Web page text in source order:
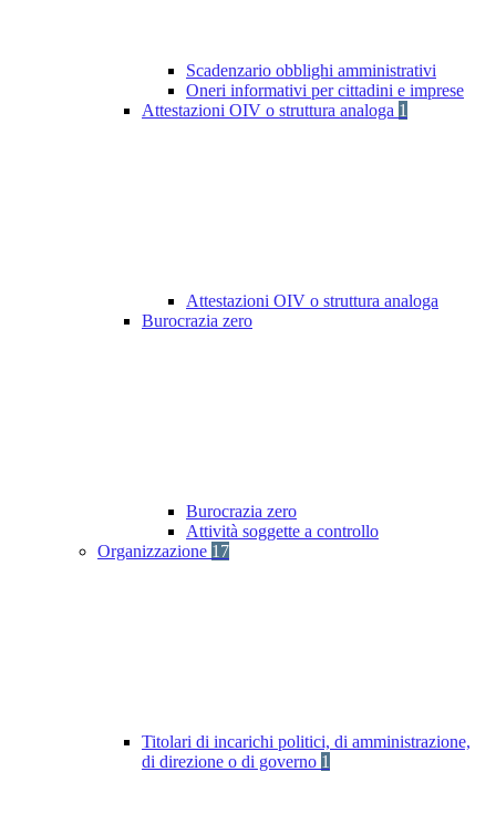
Scadenzario obblighi amministrativi
Oneri informativi per cittadini e imprese
Attestazioni OIV o struttura analoga 1
Attestazioni OIV o struttura analoga
Burocrazia zero
Burocrazia zero
Attività soggette a controllo
Organizzazione 17
Titolari di incarichi politici, di amministrazione,
di direzione o di governo 1